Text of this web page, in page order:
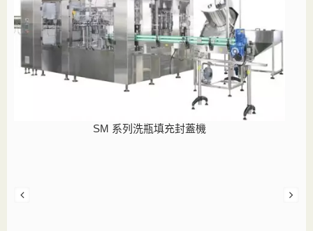
SM 系列洗瓶填充封蓋機